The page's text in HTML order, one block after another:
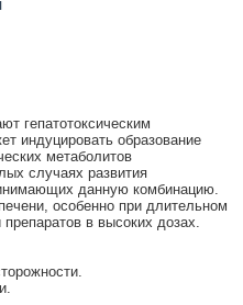
гепатотоксическим
индуцировать образование
метаболитов
случаях развития
данную комбинацию.
особенно при длительном
в высоких дозах.